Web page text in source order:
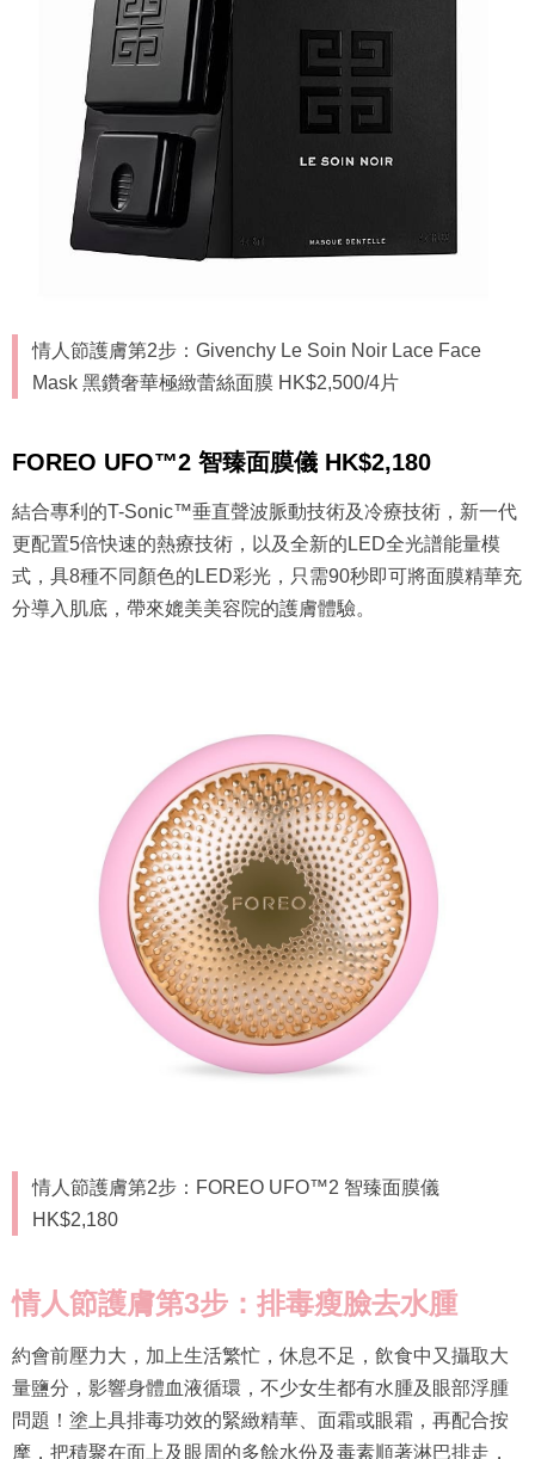
情人節護膚第2步：Givenchy Le Soin Noir Lace Face
Mask 黑鑽奢華極緻蕾絲面膜 HK$2,500/4片
FOREO UFO™2 智臻面膜儀 HK$2,180
結合專利的T-Sonic™垂直聲波脈動技術及冷療技術，新一代
更配置5倍快速的熱療技術，以及全新的LED全光譜能量模
式，具8種不同顏色的LED彩光，只需90秒即可將面膜精華充
分導入肌底，帶來媲美美容院的護膚體驗。
情人節護膚第2步：FOREO UFO™2 智臻面膜儀
HK$2,180
情人節護膚第3步：排毒瘦臉去水腫
約會前壓力大，加上生活繁忙，休息不足，飲食中又攝取大
量鹽分，影響身體血液循環，不少女生都有水腫及眼部浮腫
問題！塗上具排毒功效的緊緻精華、面霜或眼霜，再配合按
摩，把積聚在面上及眼周的多餘水份及毒素順著淋巴排走，